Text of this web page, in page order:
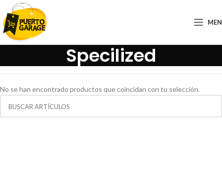
Specilized
No se han encontrado productos que coincidan con tu selección.